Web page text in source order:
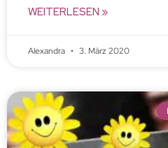
WEITERLESEN »
Alexandra 3. März 2020